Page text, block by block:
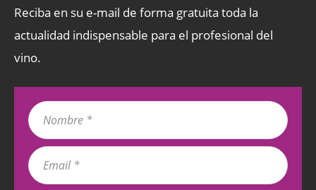
Reciba en su e-mail de forma gratuita toda la
actualidad indispensable para el profesional del
vino.